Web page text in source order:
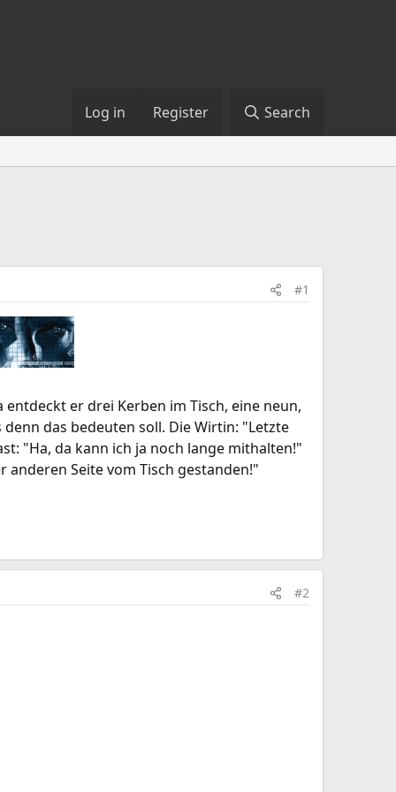
Log in Register Search
#1
er drei Kerben im Tisch, eine neun,
das bedeuten soll. Die Wirtin: "Letzte
"Ha, da kann ich ja noch lange mithalten!"
Seite vom Tisch gestanden!"
#2